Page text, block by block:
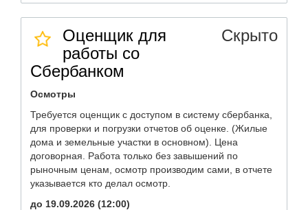
Оценщик для
работы со
Сбербанком
Скрыто
Осмотры
Требуется оценщик с доступом в систему сбербанка,
для проверки и погрузки отчетов об оценке. (Жилые
дома и земельные участки в основном). Цена
договорная. Работа только без завышений по
рыночным ценам, осмотр производим сами, в отчете
указывается кто делал осмотр.
до 19.09.2026 (12:00)